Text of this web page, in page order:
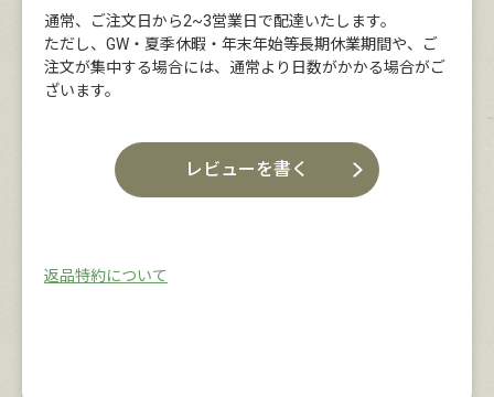
通常、ご注文日から2~3営業日で配達いたします。
ただし、GW・夏季休暇・年末年始等長期休業期間や、ご
注文が集中する場合には、通常より日数がかかる場合がご
ざいます。
レビューを書く
返品特約について